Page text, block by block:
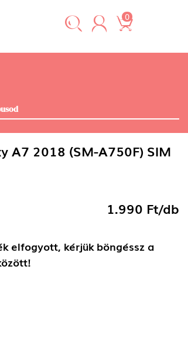
0
A7 2018 (SM-A750F) SIM
1.990 Ft/db
elfogyott, kérjük böngéssz a